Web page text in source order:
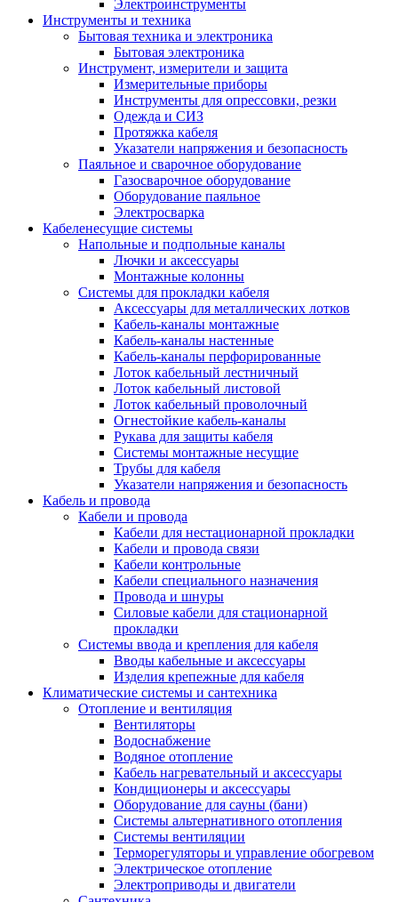
Электроинструменты
Инструменты и техника
Бытовая техника и электроника
Бытовая электроника
Инструмент, измерители и защита
Измерительные приборы
Инструменты для опрессовки, резки
Одежда и СИЗ
Протяжка кабеля
Указатели напряжения и безопасность
Паяльное и сварочное оборудование
Газосварочное оборудование
Оборудование паяльное
Электросварка
Кабеленесущие системы
Напольные и подпольные каналы
Лючки и аксессуары
Монтажные колонны
Системы для прокладки кабеля
Аксессуары для металлических лотков
Кабель-каналы монтажные
Кабель-каналы настенные
Кабель-каналы перфорированные
Лоток кабельный лестничный
Лоток кабельный листовой
Лоток кабельный проволочный
Огнестойкие кабель-каналы
Рукава для защиты кабеля
Системы монтажные несущие
Трубы для кабеля
Указатели напряжения и безопасность
Кабель и провода
Кабели и провода
Кабели для нестационарной прокладки
Кабели и провода связи
Кабели контрольные
Кабели специального назначения
Провода и шнуры
Силовые кабели для стационарной
прокладки
Системы ввода и крепления для кабеля
Вводы кабельные и аксессуары
Изделия крепежные для кабеля
Климатические системы и сантехника
Отопление и вентиляция
Вентиляторы
Водоснабжение
Водяное отопление
Кабель нагревательный и аксессуары
Кондиционеры и аксессуары
Оборудование для сауны (бани)
Системы альтернативного отопления
Системы вентиляции
Терморегуляторы и управление обогревом
Электрическое отопление
Электроприводы и двигатели